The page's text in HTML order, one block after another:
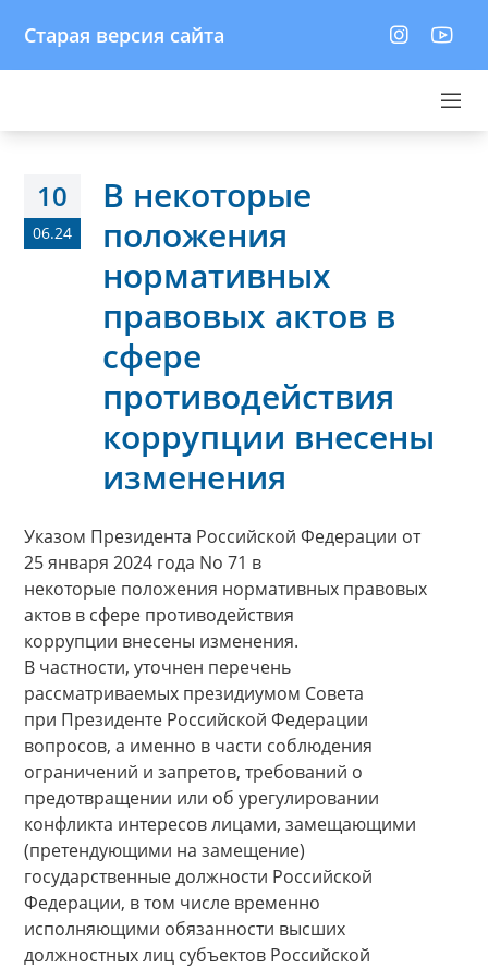
Старая версия сайта
10
06.24
В некоторые
положения
нормативных
правовых актов в
сфере
противодействия
коррупции внесены
изменения
Указом Президента Российской Федерации от
25 января 2024 года No 71 в
некоторые положения нормативных правовых
актов в сфере противодействия
коррупции внесены изменения.
В частности, уточнен перечень
рассматриваемых президиумом Совета
при Президенте Российской Федерации
вопросов, а именно в части соблюдения
ограничений и запретов, требований о
предотвращении или об урегулировании
конфликта интересов лицами, замещающими
(претендующими на замещение)
государственные должности Российской
Федерации, в том числе временно
исполняющими обязанности высших
должностных лиц субъектов Российской